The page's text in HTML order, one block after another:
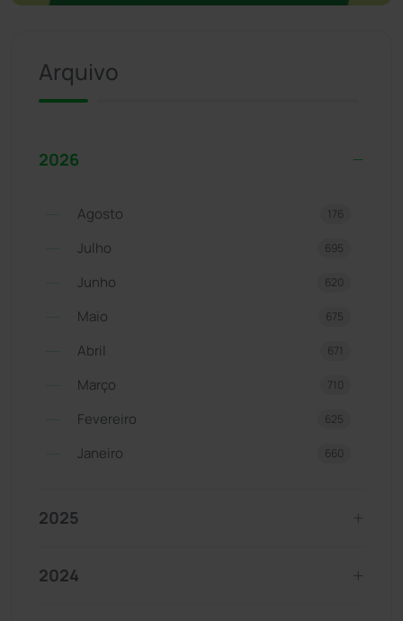
Arquivo
2026
Agosto 176
Julho 695
Junho 620
Maio 675
Abril 671
Março 710
Fevereiro 625
Janeiro 660
2025
2024